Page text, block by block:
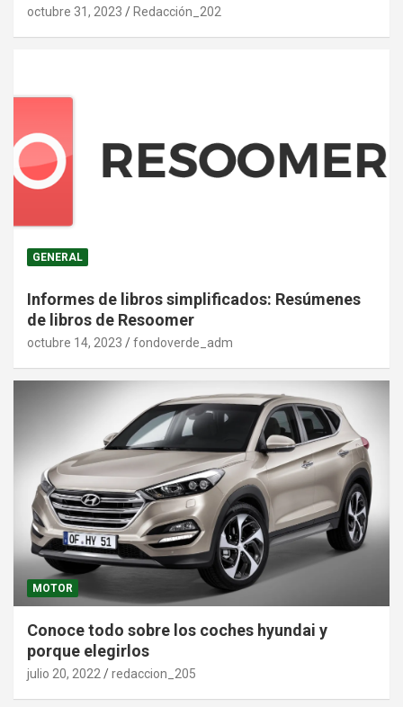
octubre 31, 2023 Redacción_202
GENERAL
Informes de libros simplificados: Resúmenes
de libros de Resoomer
octubre 14, 2023 fondoverde_adm
MOTOR
Conoce todo sobre los coches hyundai y
porque elegirlos
julio 20, 2022 redaccion_205